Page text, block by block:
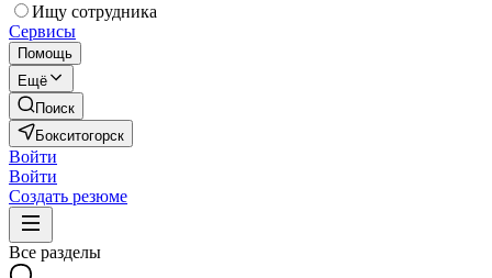
Ищу сотрудника
Сервисы
Помощь
Ещё
Поиск
Бокситогорск
Войти
Войти
Создать резюме
Все разделы